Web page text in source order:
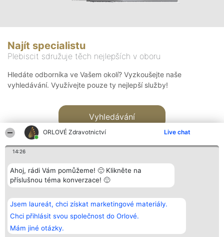
ORLOVÉ Zdravotnictví Live chat
14:26
Ahoj, rádi Vám pomůžeme! 🙂 Klikněte na
příslušnou téma konverzace! 🙂
Jsem laureát, chci získat marketingové materiály.
Chci přihlásit svou společnost do Orlové.
Mám jiné otázky.
Najít specialistu
Plebiscit sdružuje těch nejlepších v oboru
Hledáte odborníka ve Vašem okolí? Vyzkoušejte naše
vyhledávání. Využívejte pouze ty nejlepší služby!
Vyhledávání
Bright Side Solutions sp. z o.
o. sp. k.
ul. Ruska 22
Wrocław 50-079
KRS 0000749100 | Regon
381313360 | NIP 8943132676
Vítězové
Seznam všech
laureátů
Zásady
Zásady
Kontakt